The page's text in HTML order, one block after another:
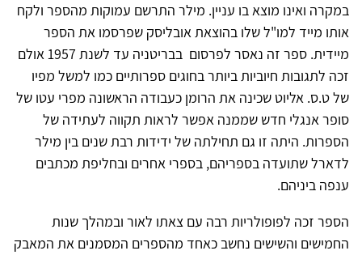
במקרה ואינו מוצא בו עניין. מילר התרשם עמוקות מהספר ולקח
אותו מייד למו"ל שלו בהוצאת אובליסק שפרסמו את הספר
מיידית. ספר זה נאסר לפרסום בבריטניה עד לשנת 1957 אולם
זכה לתגובות חיוביות ביותר בחוגים ספרותיים כמו למשל מפיו
של ט.ס. אליוט שכינה את הרומן כעבודה הראשונה מפרי עטו של
סופר אנגלי חדש שממנה אפשר לראות תקווה לעתידה של
הספרות. היתה זו גם תחילתה של ידידות רבת שנים בין מילר
לדארל שתועדה בספריהם, בספרי אחרים ובחליפת מכתבים
ענפה ביניהם.
הספר זכה לפופולריות רבה עם צאתו לאור ובמהלך שנות
החמישים והשישים נחשב כאחד מהספרים המסמנים את המאבק